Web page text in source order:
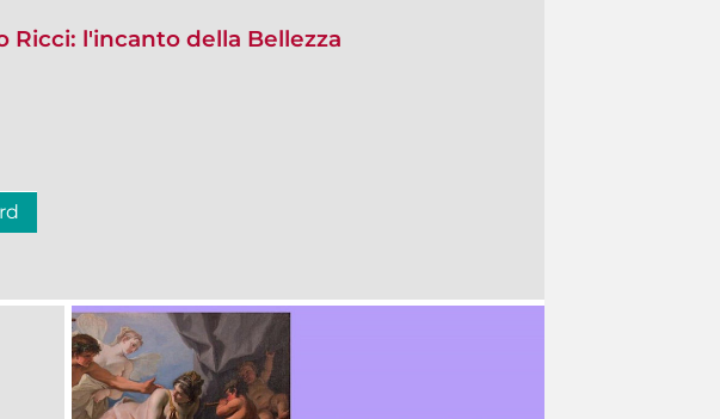
Ricci: l'incanto della Bellezza